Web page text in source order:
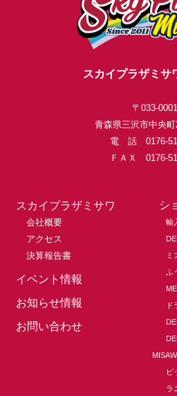
スカイプラザミサ
〒033-0001
青森県三沢市中央
電 話 0176-
ＦＡＸ 0176-
スカイプラザミサワ
会社概要
アクセス
決算報告書
イベント情報
お知らせ情報
お問い合わせ
シ
輸
ミ
ふ
ピ
ラ